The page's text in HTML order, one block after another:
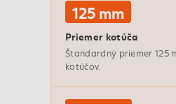
125 mm
Priemer kotúča
Štandardný priemer 125
kotúčov.